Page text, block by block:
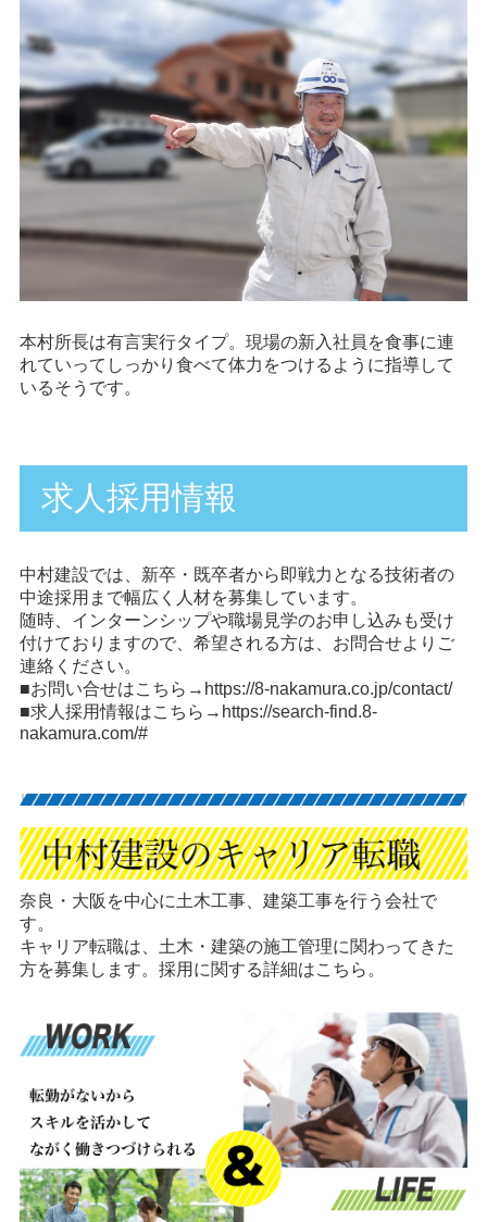
本村所長は有言実行タイプ。現場の新入社員を食事に連
れていってしっかり食べて体力をつけるように指導して
いるそうです。
求人採用情報
中村建設では、新卒・既卒者から即戦力となる技術者の
中途採用まで幅広く人材を募集しています。
随時、インターンシップや職場見学のお申し込みも受け
付けておりますので、希望される方は、お問合せよりご
連絡ください。
■お問い合せはこちら→ https://8-nakamura.co.jp/contact/
■求人採用情報はこちら→ https://search-find.8-
nakamura.com/#
奈良・大阪を中心に土木工事、建築工事を行う会社で
す。
キャリア転職は、土木・建築の施工管理に関わってきた
方を募集します。採用に関する詳細はこちら。